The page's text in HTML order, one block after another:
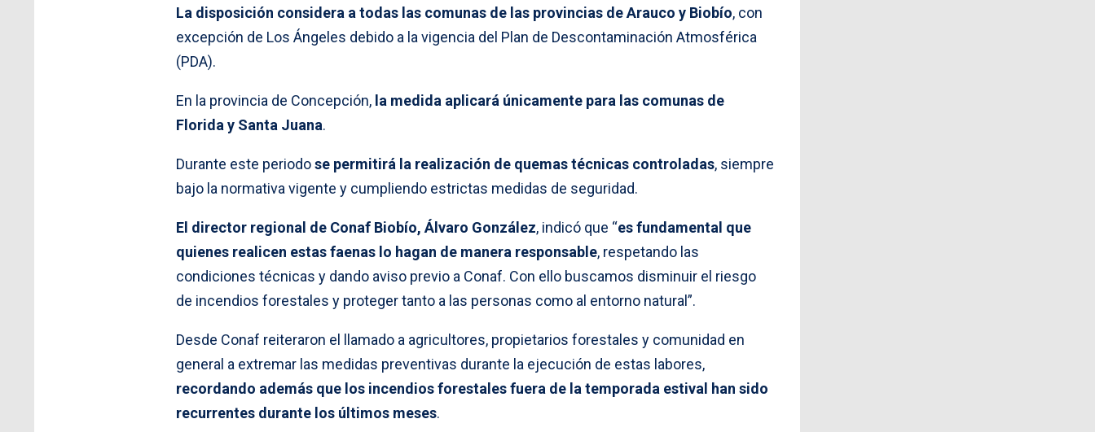
La disposición considera a todas las comunas de las provincias de Arauco y Biobío, con
excepción de Los Ángeles debido a la vigencia del Plan de Descontaminación Atmosférica
(PDA).
En la provincia de Concepción, la medida aplicará únicamente para las comunas de
Florida y Santa Juana.
Durante este periodose permitirá la realización de quemas técnicas controladas, siempre
bajo la normativa vigente y cumpliendo estrictas medidas de seguridad.
El director regional de Conaf Biobío, Álvaro González, indicó que “es fundamental que
quienes realicen estas faenas lo hagan de manera responsable, respetando las
condiciones técnicas y dando aviso previo a Conaf. Con ello buscamos disminuir el riesgo
de incendios forestales y proteger tanto a las personas como al entorno natural”.
Desde Conaf reiteraron el llamado a agricultores, propietarios forestales y comunidad en
general a extremar las medidas preventivas durante la ejecución de estas labores,
recordando además que los incendios forestales fuera de la temporada estival han sido
recurrentes durante los últimos meses.